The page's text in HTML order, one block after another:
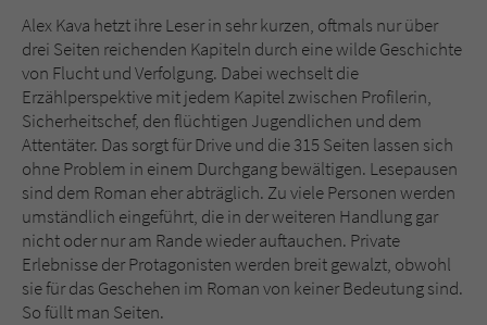
Alex Kava hetzt ihre Leser in sehr kurzen, oftmals nur über
drei Seiten reichenden Kapiteln durch eine wilde Geschichte
von Flucht und Verfolgung. Dabei wechselt die
Erzählperspektive mit jedem Kapitel zwischen Profilerin,
Sicherheitschef, den flüchtigen Jugendlichen und dem
Attentäter. Das sorgt für Drive und die 315 Seiten lassen sich
ohne Problem in einem Durchgang bewältigen. Lesepausen
sind dem Roman eher abträglich. Zu viele Personen werden
umständlich eingeführt, die in der weiteren Handlung gar
nicht oder nur am Rande wieder auftauchen. Private
Erlebnisse der Protagonisten werden breit gewalzt, obwohl
sie für das Geschehen im Roman von keiner Bedeutung sind.
So füllt man Seiten.